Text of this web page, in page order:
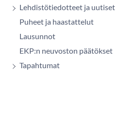
Lehdistötiedotteet ja uutiset
Puheet ja haastattelut
Lausunnot
EKP:n neuvoston päätökset
Tapahtumat